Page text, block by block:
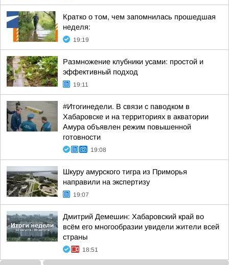
Кратко о том, чем запомнилась прошедшая
неделя:
19:19
Размножение клубники усами: простой и
эффективный подход
19:11
#Итогинедели. В связи с паводком в
Хабаровске и на территориях в акватории
Амура объявлен режим повышенной
готовности
19:08
Шкуру амурского тигра из Приморья
направили на экспертизу
19:07
Дмитрий Демешин: Хабаровский край во
всём его многообразии увидели жители всей
страны
18:51